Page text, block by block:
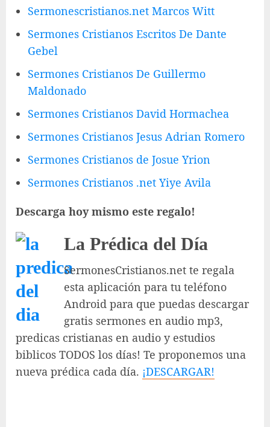
Sermonescristianos.net Marcos Witt
Sermones Cristianos Escritos De Dante
Gebel
Sermones Cristianos De Guillermo
Maldonado
Sermones Cristianos David Hormachea
Sermones Cristianos Jesus Adrian Romero
Sermones Cristianos de Josue Yrion
Sermones Cristianos .net Yiye Avila
Descarga hoy mismo este regalo!
La Prédica del Día
SermonesCristianos.net te regala
esta aplicación para tu teléfono
Android para que puedas descargar
gratis sermones en audio mp3,
predicas cristianas en audio y estudios
biblicos TODOS los días! Te proponemos una
nueva prédica cada día. ¡DESCARGAR!